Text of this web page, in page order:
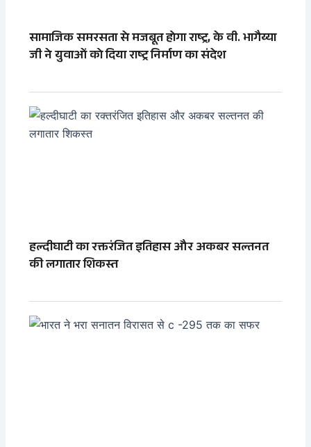
सामाजिक समरसता से मजबूत होगा राष्ट्र, के वी. भागैय्या
जी ने युवाओं को दिया राष्ट्र निर्माण का संदेश
हल्दीघाटी का रक्तरंजित इतिहास और अकबर सल्तनत
की लगातार शिकस्त